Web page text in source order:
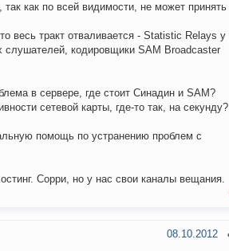
как по всей видимости, не может принять
весь тракт отваливается - Statistic Relays у
слушателей, кодировщики SAM Broadcaster
в сервере, где стоит Синадин и SAM?
сетевой карты, где-то так, на секунду?
помощь по устранению проблем с
Сорри, но у нас свои каналы вещания.
08.10.2012